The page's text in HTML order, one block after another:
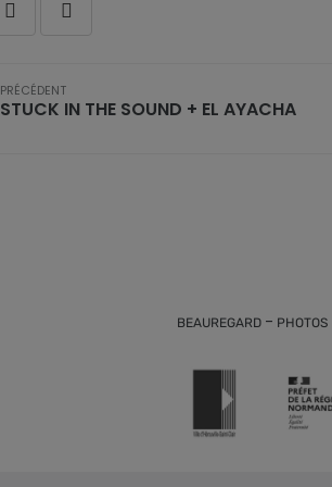
PRÉCÉDENT
STUCK IN THE SOUND + EL AYACHA
BEAUREGARD - PHOTOS